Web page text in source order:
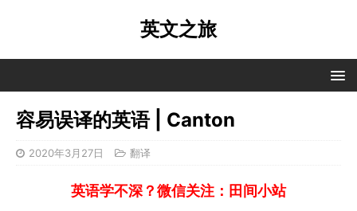
英文之旅
容易误译的英语 | Canton
2020年3月27日 翻译
英语学不深？微信关注：田间小站